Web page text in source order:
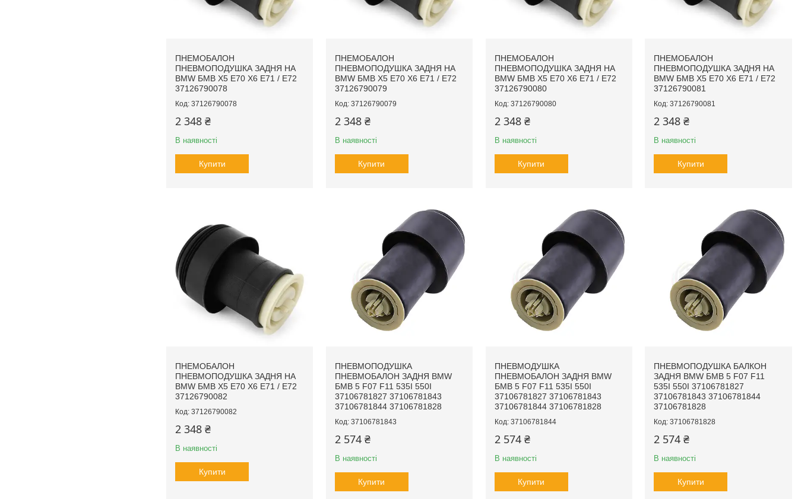
ПНЕМОБАЛОН
ПНЕВМОПОДУШКА ЗАДНЯ НА
BMW БМВ X5 E70 X6 E71 / E72
37126790078
37126790078
2 348 ₴
В наявності
Купити
ПНЕМОБАЛОН
ПНЕВМОПОДУШКА ЗАДНЯ НА
BMW БМВ X5 E70 X6 E71 / E72
37126790079
37126790079
2 348 ₴
В наявності
Купити
ПНЕМОБАЛОН
ПНЕВМОПОДУШКА ЗАДНЯ НА
BMW БМВ X5 E70 X6 E71 / E72
37126790080
37126790080
2 348 ₴
В наявності
Купити
ПНЕМОБАЛОН
ПНЕВМОПОДУШКА ЗАДНЯ НА
BMW БМВ X5 E70 X6 E71 / E72
37126790081
37126790081
2 348 ₴
В наявності
Купити
ПНЕМОБАЛОН
ПНЕВМОПОДУШКА ЗАДНЯ НА
BMW БМВ X5 E70 X6 E71 / E72
37126790082
37126790082
2 348 ₴
В наявності
Купити
ПНЕВМОПОДУШКА
ПНЕВМОБАЛОН ЗАДНЯ BMW
БМВ 5 F07 F11 535I 550I
37106781827 37106781843
37106781844 37106781828
37106781843
2 574 ₴
В наявності
Купити
ПНЕВМОДУШКА
ПНЕВМОБАЛОН ЗАДНЯ BMW
БМВ 5 F07 F11 535I 550I
37106781827 37106781843
37106781844 37106781828
37106781844
2 574 ₴
В наявності
Купити
ПНЕВМОПОДУШКА БАЛКОН
ЗАДНЯ BMW БМВ 5 F07 F11
535I 550I 37106781827
37106781843 37106781844
37106781828
37106781828
2 574 ₴
В наявності
Купити